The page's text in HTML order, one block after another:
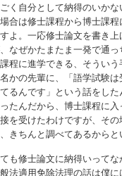
く自分として納得のいか
合は修士課程から博士課
よ。一応修士論文を書き
なぜかたまたま一発で通
程に進学できる、そうい
かの先輩に、「語学試験
るんです」という話をし
たんだから、博士課程に
を受けたわけですが、そ
きちんと調べてあるから
も修士論文に納得いって
法適用免除法理の話は僕